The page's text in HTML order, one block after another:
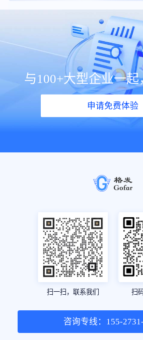
与100+大型企业一
申请免费体验
扫一扫，联系我们 扫
咨询专线：155-